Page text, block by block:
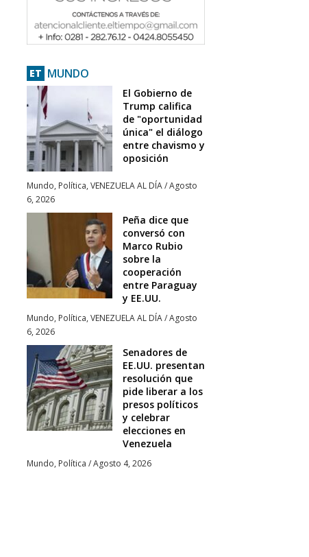
ET MUNDO
El Gobierno de
Trump califica
de "oportunidad
única" el diálogo
entre chavismo y
oposición
Mundo, Política, VENEZUELA AL DÍA/Agosto
6, 2026
Peña dice que
conversó con
Marco Rubio
sobre la
cooperación
entre Paraguay
y EE.UU.
Mundo, Política, VENEZUELA AL DÍA/Agosto
6, 2026
Senadores de
EE.UU. presentan
resolución que
pide liberar a los
presos políticos
y celebrar
elecciones en
Venezuela
Mundo, Política /Agosto 4, 2026